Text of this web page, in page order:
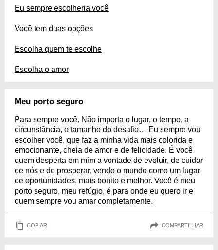
Eu sempre escolheria você
Você tem duas opções
Escolha quem te escolhe
Escolha o amor
Meu porto seguro
Para sempre você. Não importa o lugar, o tempo, a
circunstância, o tamanho do desafio… Eu sempre vou
escolher você, que faz a minha vida mais colorida e
emocionante, cheia de amor e de felicidade. É você
quem desperta em mim a vontade de evoluir, de cuidar
de nós e de prosperar, vendo o mundo como um lugar
de oportunidades, mais bonito e melhor. Você é meu
porto seguro, meu refúgio, é para onde eu quero ir e
quem sempre vou amar completamente.
COPIAR COMPARTILHAR